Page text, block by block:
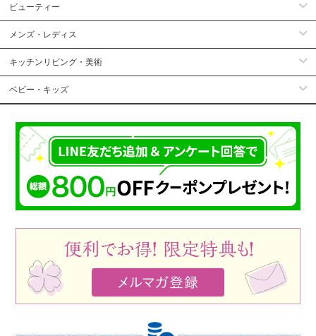
ビューティー
メンズ・レディス
キッチンリビング・美術
ベビー・キッズ